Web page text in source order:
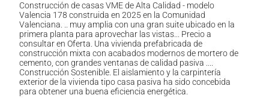
Construcción de casas VME de Alta Calidad - modelo
Valencia 178 construida en 2025 en la Comunidad
Valenciana. .. muy amplia con una gran suite ubicado en la
primera planta para aprovechar las vistas... Precio a
consultar en Oferta. Una vivienda prefabricada de
construcción mixta con acabados modernos de mortero de
cemento, con grandes ventanas de calidad pasiva ....
Construcción Sostenible. El aislamiento y la carpintería
exterior de la vivienda tipo casa pasiva ha sido concebida
para obtener una buena eficiencia energética.